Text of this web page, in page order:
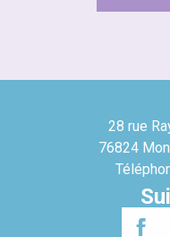
28 rue
76824